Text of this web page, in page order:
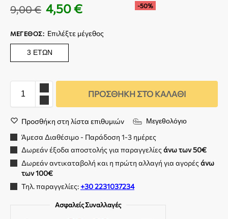
9,00€ 4,50€ -50%
ΜΈΓΕΘΟΣ: Επιλέξτε μέγεθος
3 ΕΤΏΝ
ΠΡΟΣΘΉΚΗ ΣΤΟ ΚΑΛΆΘΙ
Προσθήκη στη λίστα επιθυμιών Μεγεθολόγιο
Άμεσα Διαθέσιμο - Παράδοση 1-3 ημέρες
Δωρεάν έξοδα αποστολής για παραγγελίεςάνω των 50€
Δωρεάν αντικαταβολή και η πρώτη αλλαγή για αγορέςάνω
των 100€
Τηλ. παραγγελίες:+30 2231037234
Ασφαλείς Συναλλαγές